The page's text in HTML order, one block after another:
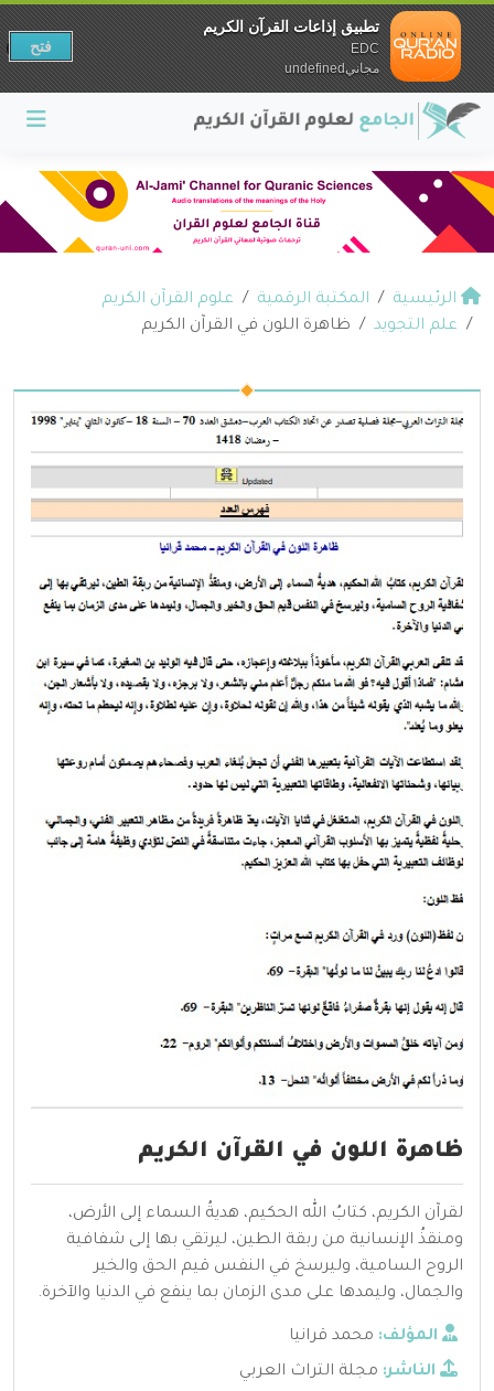
الرئيسية المكتبة الرقمية
علوم القرآن الكريم
علم التجويد
ظاهرة اللون في القرآن الكريم
ظاهرة اللون في القرآن الكريم
لقرآن الكريم، كتابُ الله الحكيم، هديةُ السماء إلى الأرض،
ومنقذُ الإنسانية من ربقة الطين، ليرتقي بها إلى شفافية
الروح السامية، وليرسخ في النفس قيم الحق والخير
والجمال، وليمدها على مدى الزمان بما ينفع في الدنيا والآخرة.‏
المؤلف: محمد قرانيا
الناشر: مجلة التراث العربي
تطبيق إذاعات القرآن الكريم
EDC
مجانيundefined
فتح